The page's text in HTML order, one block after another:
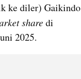
ke diler) Gaikindo
share di
2025.